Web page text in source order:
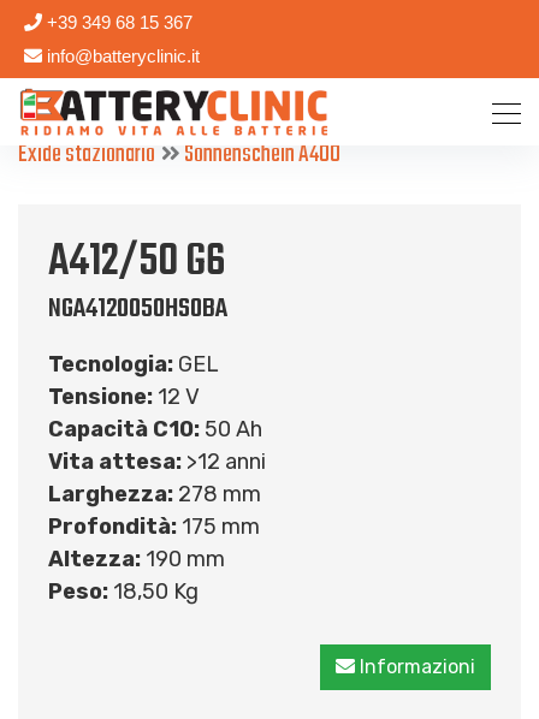
+39 349 68 15 367
info@batteryclinic.it
Exide stazionario Sonnenschein A400
A412/50 G6
NGA4120050HS0BA
Tecnologia: GEL
Tensione: 12 V
Capacità C10: 50 Ah
Vita attesa: >12 anni
Larghezza: 278 mm
Profondità: 175 mm
Altezza: 190 mm
Peso: 18,50 Kg
Informazioni